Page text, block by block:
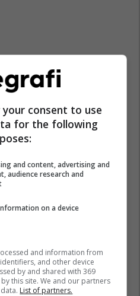
consent to use
for the following
and content, advertising and
audience research and
on a device
and information from
and other device
by and shared with 369
this site. We and our partners
List of partners.